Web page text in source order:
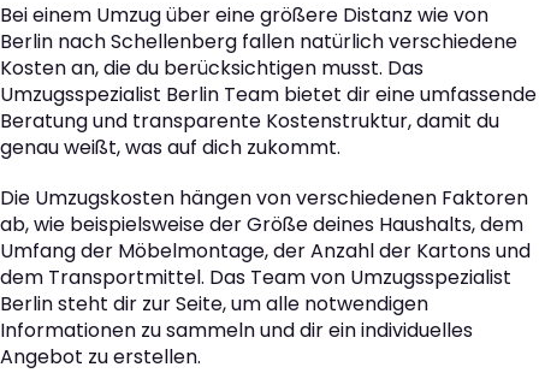
Bei einem Umzug über eine größere Distanz wie von
Berlin nach Schellenberg fallen natürlich verschiedene
Kosten an, die du berücksichtigen musst. Das
Umzugsspezialist Berlin Team bietet dir eine umfassende
Beratung und transparente Kostenstruktur, damit du
genau weißt, was auf dich zukommt.
Die Umzugskosten hängen von verschiedenen Faktoren
ab, wie beispielsweise der Größe deines Haushalts, dem
Umfang der Möbelmontage, der Anzahl der Kartons und
dem Transportmittel. Das Team von Umzugsspezialist
Berlin steht dir zur Seite, um alle notwendigen
Informationen zu sammeln und dir ein individuelles
Angebot zu erstellen.